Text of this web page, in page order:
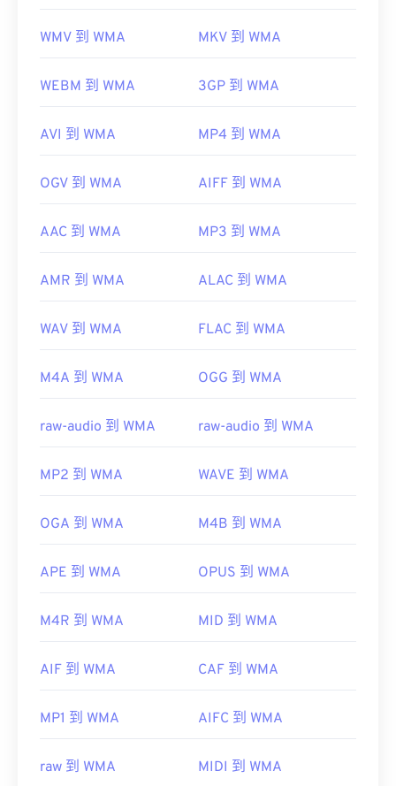
WMV 到 WMA MKV 到 WMA
WEBM 到 WMA 3GP 到 WMA
AVI 到 WMA MP4 到 WMA
OGV 到 WMA AIFF 到 WMA
AAC 到 WMA MP3 到 WMA
AMR 到 WMA ALAC 到 WMA
WAV 到 WMA FLAC 到 WMA
M4A 到 WMA OGG 到 WMA
raw-audio 到 WMA raw-audio 到 WMA
MP2 到 WMA WAVE 到 WMA
OGA 到 WMA M4B 到 WMA
APE 到 WMA OPUS 到 WMA
M4R 到 WMA MID 到 WMA
AIF 到 WMA CAF 到 WMA
MP1 到 WMA AIFC 到 WMA
raw 到 WMA MIDI 到 WMA